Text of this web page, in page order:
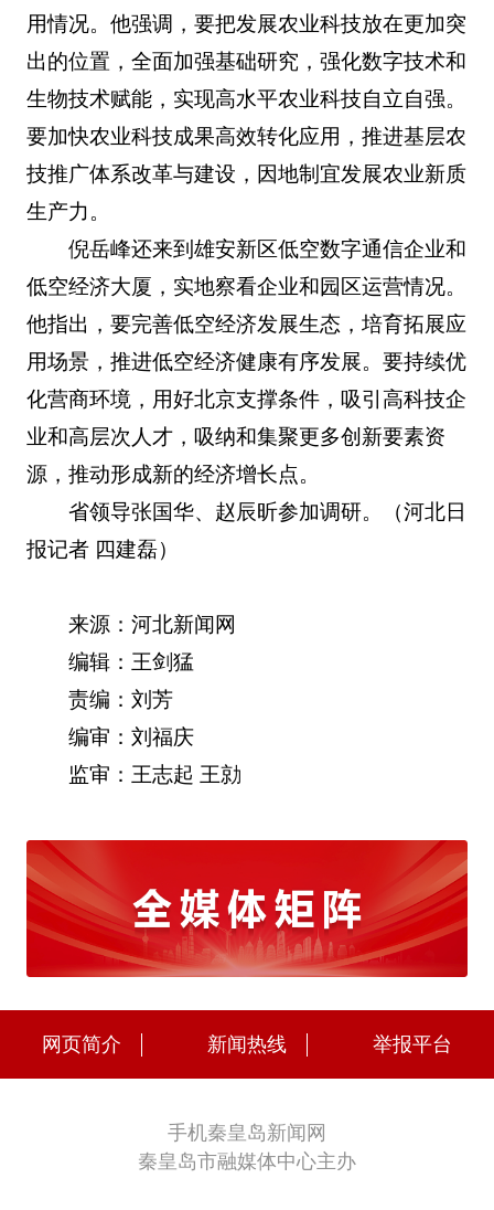
用情况。他强调，要把发展农业科技放在更加突
出的位置，全面加强基础研究，强化数字技术和
生物技术赋能，实现高水平农业科技自立自强。
要加快农业科技成果高效转化应用，推进基层农
技推广体系改革与建设，因地制宜发展农业新质
生产力。
倪岳峰还来到雄安新区低空数字通信企业和
低空经济大厦，实地察看企业和园区运营情况。
他指出，要完善低空经济发展生态，培育拓展应
用场景，推进低空经济健康有序发展。要持续优
化营商环境，用好北京支撑条件，吸引高科技企
业和高层次人才，吸纳和集聚更多创新要素资
源，推动形成新的经济增长点。
省领导张国华、赵辰昕参加调研。
（河北日
报记者 四建磊）
来源：河北新闻网
编辑：王剑猛
责编：刘芳
编审：刘福庆
监审：王志起 王勍
网页简介 新闻热线 举报平台
手机秦皇岛新闻网
秦皇岛市融媒体中心主办